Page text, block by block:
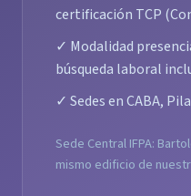
certificación TCP
✓ Modalidad
búsqueda laboral
✓ Sedes en CABA,
Sede Central IFPA:
mismo edificio de